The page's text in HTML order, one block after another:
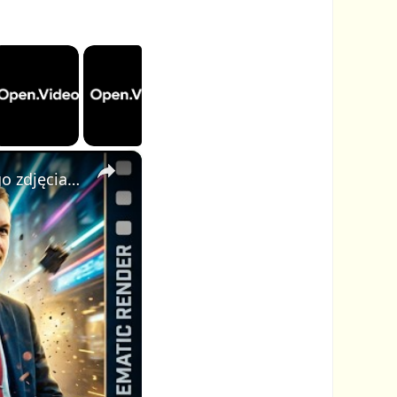
×
AI Video Generator: stwórz profesjonalne kinowe wideo z jednego zdjęcia i jednego promptu